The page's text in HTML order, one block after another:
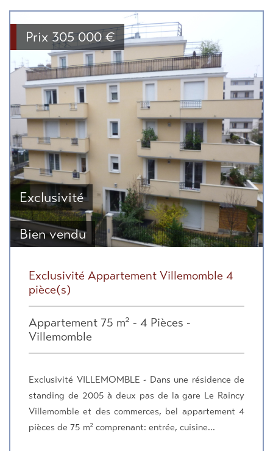
Bien vendu
Exclusivité
Prix 305 000 €
Exclusivité Appartement Villemomble 4
pièce(s)
Appartement 75 m² - 4 Pièces -
Villemomble
Exclusivité VILLEMOMBLE - Dans une résidence de
standing de 2005 à deux pas de la gare Le Raincy
Villemomble et des commerces, bel appartement 4
pièces de 75 m² comprenant: entrée, cuisine...